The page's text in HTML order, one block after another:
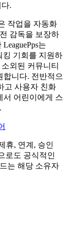
.
작업을 자동화
감독을 보장하
는
킹 기회를 지원하
외된 커뮤니티
합니다. 전반적으
고 사용자 친화
서 어린이에게 스
휴, 연계, 승인
로도 공식적인
는 해당 소유자